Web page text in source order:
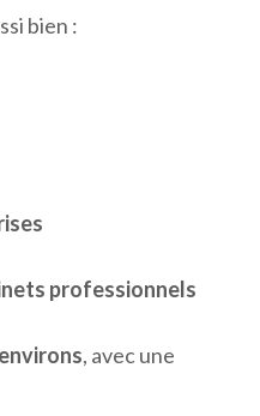
bien :
professionnels
, avec une